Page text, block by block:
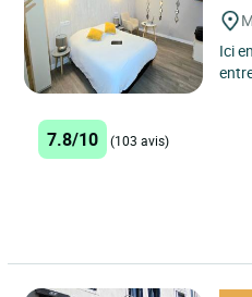
Ici
7.8/10 (103 avis)